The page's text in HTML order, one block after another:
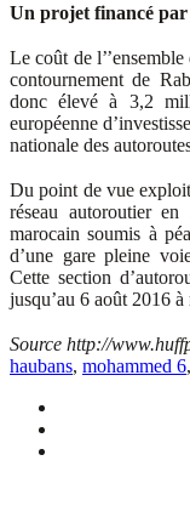
Un projet financé
Le coût de
contournement de
donc élevé à 3,2
européenne
nationale des
Du point de vue
réseau autoroutier
marocain soumis à
d’une gare pleine
Cette section
jusqu’au 6 août 2016
Source http://
haubans, mohammed 6,